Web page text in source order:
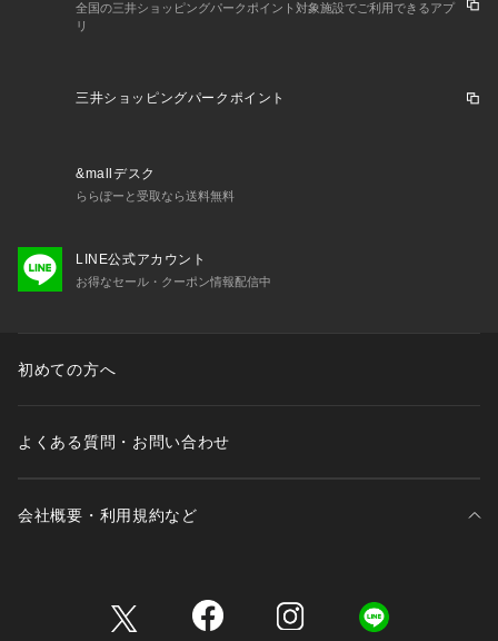
全国の三井ショッピングパークポイント対象施設でご利用できるアプ
リ
三井ショッピングパークポイント
&mallデスク
ららぽーと受取なら送料無料
LINE公式アカウント
お得なセール・クーポン情報配信中
初めての方へ
よくある質問・お問い合わせ
会社概要・利用規約など